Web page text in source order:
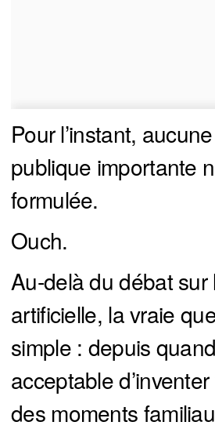
Pour l’instant,
publique importante
formulée.
Ouch.
Au-delà du débat sur
artificielle, la vraie
simple : depuis
acceptable
des moments